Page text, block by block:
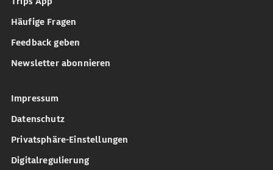
Häufige Fragen
Feedback geben
Newsletter abonnieren
Impressum
Datenschutz
Privatsphäre-Einstellungen
Digitalregulierung